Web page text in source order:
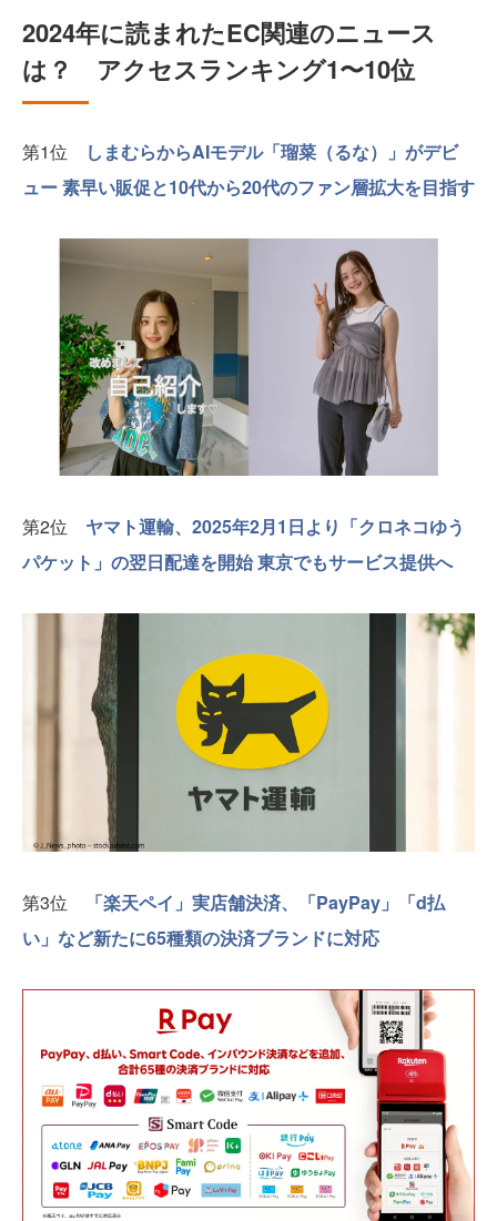
2024年に読まれたEC関連のニュース
は？ アクセスランキング1〜10位
第1位
しまむらからAIモデル「瑠菜（るな）」がデビ
ュー 素早い販促と10代から20代のファン層拡大を目指す
第2位 ヤマト運輸、2025年2月1日より「クロネコゆう
パケット」の翌日配達を開始 東京でもサービス提供へ
第3位
「楽天ペイ」実店舗決済、「PayPay」「d払
い」など新たに65種類の決済ブランドに対応